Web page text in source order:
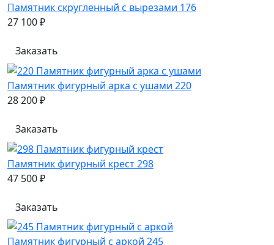
Памятник скругленный с вырезами 176
27 100 ₽
Заказать
Памятник фигурный арка с ушами 220
28 200 ₽
Заказать
Памятник фигурный крест 298
47 500 ₽
Заказать
Памятник фигурный с аркой 245